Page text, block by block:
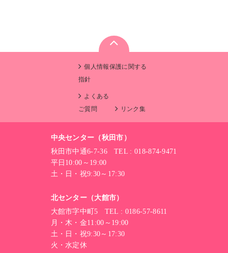
個人情報保護に関する
指針
よくある
ご質問
リンク集
中央センター（秋田市）
秋田市中通6-7-36 TEL : 018-874-9471
平日10:00～19:00
土・日・祝9:30～17:30
北センター（大館市）
大館市字中町5 TEL : 0186-57-8611
月・木・金11:00～19:00
土・日・祝9:30～17:30
火・水定休